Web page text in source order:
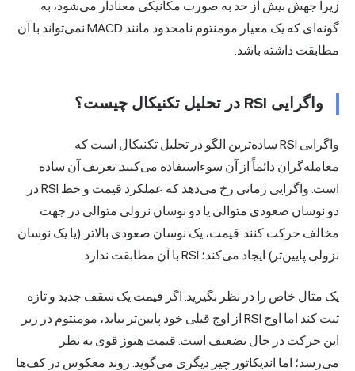
زیرا جهش بیش از حد به صورت مکانیکی معنادار می‌شود، به
گونه‌ای که یک معیار مومنتوم نامحدود مانند MACD نمی‌تواند با آن
مطابقت داشته باشد.
واگرایی RSI در تحلیل تکنیکال چیست؟
واگرایی RSI ساده‌ترین الگو در تحلیل تکنیکال است که
معامله‌گران دائماً از آن سوءاستفاده می‌کنند. تعریف آن ساده
است. واگرایی زمانی رخ می‌دهد که عملکرد قیمت و خط RSI در
دو نوسان صعودی متوالی یا دو نوسان نزولی متوالی در جهت
مخالف حرکت کنند. قیمت، یک نوسان صعودی بالاتر (یا یک نوسان
نزولی پایین‌تر) ایجاد می‌کند؛ RSI با آن مطابقت ندارد.
یک مثال خاص را در نظر بگیرید. اگر قیمت یک سقف جدید و تازه
ثبت کند اما اوج RSI از اوج قبلی خود پایین‌تر بیاید، مومنتوم در زیر
این حرکت در حال تضعیف است. قیمت هنوز قوی به نظر
می‌رسد؛ اما اندیکاتور چیز دیگری می‌گوید. روند معکوس در کف‌ها